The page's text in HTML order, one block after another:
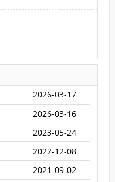
2026-03-17
2026-03-16
2023-05-24
2022-12-08
2021-09-02